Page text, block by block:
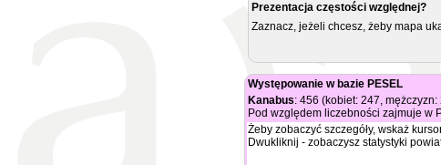
Prezentacja częstości względnej?
Zaznacz, jeżeli chcesz, żeby mapa
Występowanie w bazie PESEL
Kanabus: 456 (kobiet: 247, mężczyzn:
Pod względem liczebności zajmuje w
Żeby zobaczyć szczegóły, wskaż
Dwukliknij - zobaczysz statystyki